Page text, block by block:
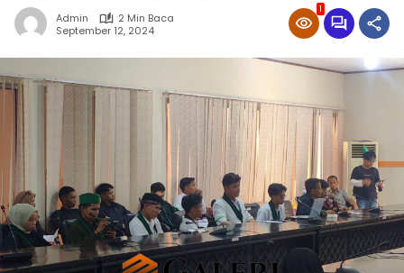
Admin
2 Min Baca
September 12, 2024
1